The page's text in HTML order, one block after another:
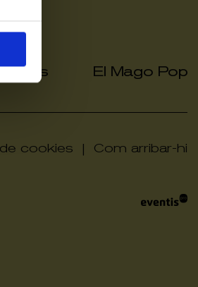
El Mago Pop
cookies | Com arribar-hi